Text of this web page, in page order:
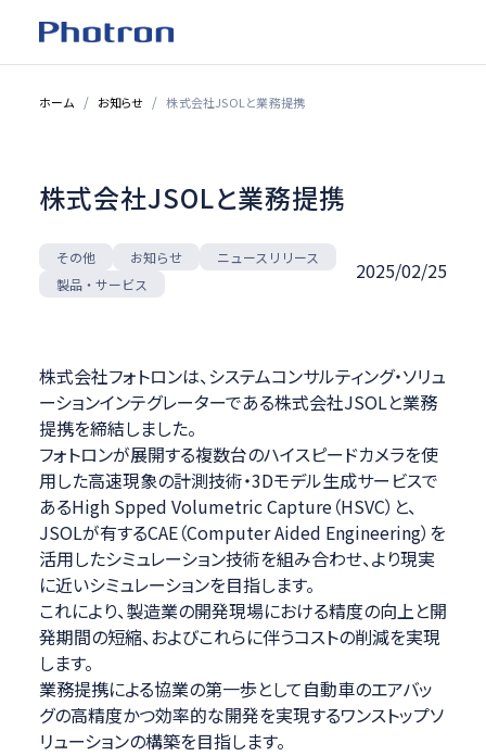
ホーム お知らせ 株式会社JSOLと業務提携
株式会社JSOLと業務提携
その他 お知らせ ニュースリリース
製品・サービス
2025/02/25
株式会社フォトロンは、システムコンサルティング・ソリュ
ーションインテグレーターである株式会社JSOLと業務
提携を締結しました。
フォトロンが展開する複数台のハイスピードカメラを使
用した高速現象の計測技術・3Dモデル生成サービスで
あるHigh Spped Volumetric Capture（HSVC）と、
JSOLが有するCAE（Computer Aided Engineering）を
活用したシミュレーション技術を組み合わせ、より現実
に近いシミュレーションを目指します。
これにより、製造業の開発現場における精度の向上と開
発期間の短縮、およびこれらに伴うコストの削減を実現
します。
業務提携による協業の第一歩として自動車のエアバッ
グの高精度かつ効率的な開発を実現するワンストップソ
リューションの構築を目指します。